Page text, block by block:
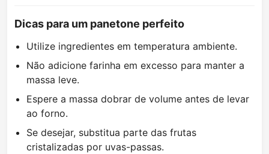
Dicas para um panetone perfeito
Utilize ingredientes em temperatura ambiente.
Não adicione farinha em excesso para manter a
massa leve.
Espere a massa dobrar de volume antes de levar
ao forno.
Se desejar, substitua parte das frutas
cristalizadas por uvas-passas.